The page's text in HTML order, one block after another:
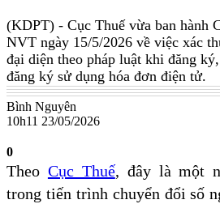
(KDPT) - Cục Thuế vừa ban hành
NVT ngày 15/5/2026 về việc xác
đại diện theo pháp luật khi đăng
đăng ký sử dụng hóa đơn điện tử.
Bình Nguyên
10h11 23/05/2026
0
Theo Cục Thuế, đây là một
trong tiến trình chuyển đổi số